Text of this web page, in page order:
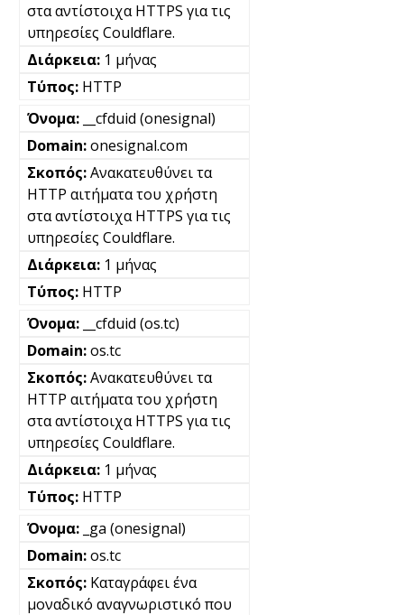
στα αντίστοιχα HTTPS για τις
υπηρεσίες Couldflare.
1 μήνας
HTTP
__cfduid (onesignal)
onesignal.com
Ανακατευθύνει τα
HTTP αιτήματα του χρήστη
στα αντίστοιχα HTTPS για τις
υπηρεσίες Couldflare.
1 μήνας
HTTP
__cfduid (os.tc)
os.tc
Ανακατευθύνει τα
HTTP αιτήματα του χρήστη
στα αντίστοιχα HTTPS για τις
υπηρεσίες Couldflare.
1 μήνας
HTTP
_ga (onesignal)
os.tc
Καταγράφει ένα
μοναδικό αναγνωριστικό που